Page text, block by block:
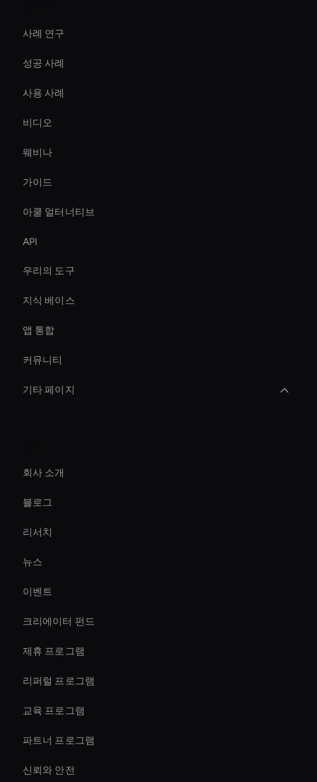
사례 연구
성공 사례
사용 사례
비디오
웨비나
가이드
아쿨 얼터너티브
API
우리의 도구
지식 베이스
앱 통합
커뮤니티
기타 페이지
Virtual Assistant For Business
Holographic Virtual Assistant
Live Streaming Avatar
Holographic Display Ai
AI 비디오 노이즈 제거 도구
Holographic Ai Avatar
회사 소개
블로그
리서치
뉴스
이벤트
크리에이터 펀드
제휴 프로그램
리퍼럴 프로그램
교육 프로그램
파트너 프로그램
신뢰와 안전